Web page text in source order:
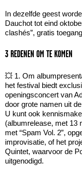
In dezelfde geest
Dauchot tot eind
clashés”, gratis
3 REDENEN OM TE KOMEN
💥 1. Om
het festival biedt
openingsconcert van
door grote namen uit
U kunt ook
(albumrelease, met 13
met “Spam Vol. 2”,
improvisatie, of het
Quintet, waarvoor de
uitgenodigd.